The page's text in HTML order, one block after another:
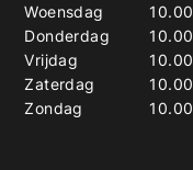
Woensdag
10.00
Donderdag
10.00
Vrijdag
10.00
Zaterdag
10.00
Zondag
10.00